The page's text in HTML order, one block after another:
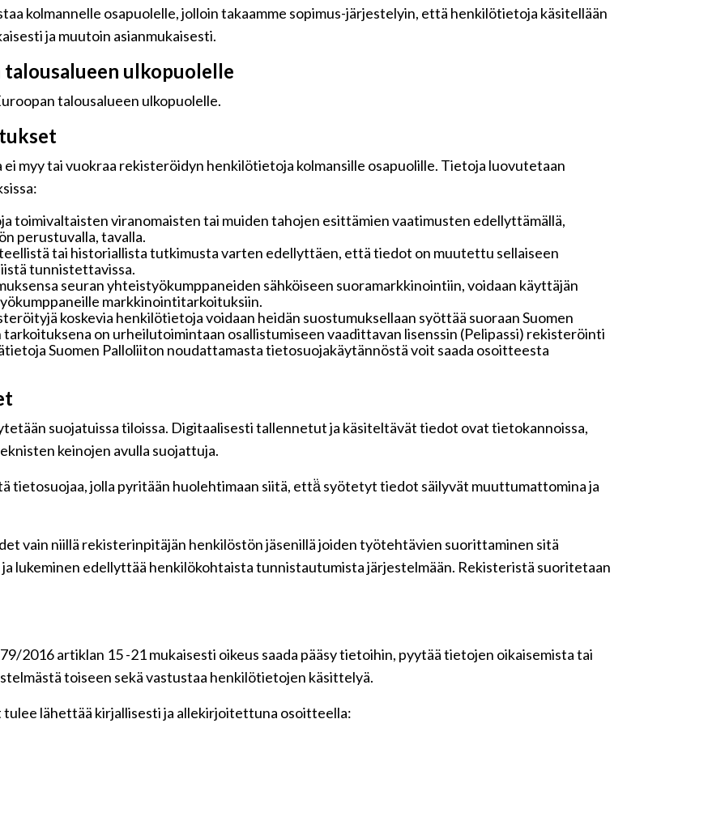
kolmannelle osapuolelle, jolloin takaamme sopimus-järjestelyin, että henkilötietoja käsitellään
ja muutoin asianmukaisesti.
ulkopuolelle
talousalueen ulkopuolelle.
myy tai vuokraa rekisteröidyn henkilötietoja kolmansille osapuolille. Tietoja luovutetaan
toimivaltaisten viranomaisten tai muiden tahojen esittämien vaatimusten edellyttämällä,
perustuvalla, tavalla.
tai historiallista tutkimusta varten edellyttäen, että tiedot on muutettu sellaiseen
tunnistettavissa.
seuran yhteistyökumppaneiden sähköiseen suoramarkkinointiin, voidaan käyttäjän
markkinointitarkoituksiin.
koskevia henkilötietoja voidaan heidän suostumuksellaan syöttää suoraan Suomen
on urheilutoimintaan osallistumiseen vaadittavan lisenssin (Pelipassi) rekisteröinti
Suomen Palloliiton noudattamasta tietosuojakäytännöstä voit saada osoitteesta
suojatuissa tiloissa. Digitaalisesti tallennetut ja käsiteltävät tiedot ovat tietokannoissa,
keinojen avulla suojattuja.
tietosuojaa, jolla pyritään huolehtimaan siitä, että̈ syötetyt tiedot säilyvät muuttumattomina ja
vain niillä rekisterinpitäjän henkilöstön jäsenillä joiden työtehtävien suorittaminen sitä
lukeminen edellyttää henkilökohtaista tunnistautumista järjestelmään. Rekisteristä suoritetaan
2016 artiklan 15 -21 mukaisesti oikeus saada pääsy tietoihin, pyytää tietojen oikaisemista tai
toiseen sekä vastustaa henkilötietojen käsittelyä.
lähettää kirjallisesti ja allekirjoitettuna osoitteella: